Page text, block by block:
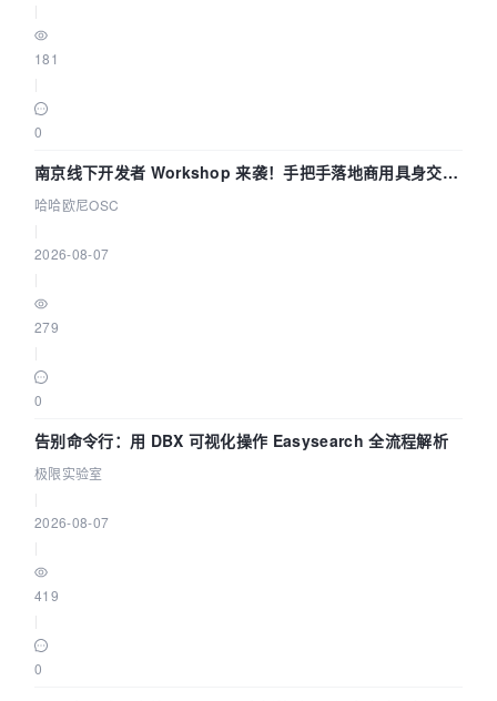
181
0
南京线下开发者 Workshop 来袭！手把手落地商用具身交互
智能 Agent 应用
哈哈欧尼OSC
2026-08-07
279
0
告别命令行：用 DBX 可视化操作 Easysearch 全流程解析
极限实验室
2026-08-07
419
0